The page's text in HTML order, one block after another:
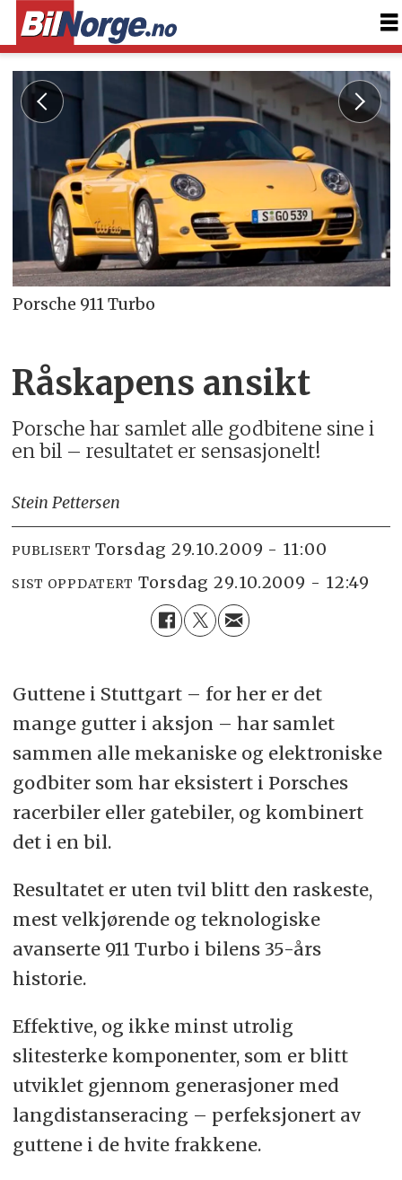
Porsche 911 Turbo
Råskapens ansikt
Porsche har samlet alle godbitene sine i
en bil – resultatet er sensasjonelt!
Stein Pettersen
PUBLISERT torsdag 29.10.2009 - 11:00
SIST OPPDATERT torsdag 29.10.2009 - 12:49
Guttene i Stuttgart – for her er det
mange gutter i aksjon – har samlet
sammen alle mekaniske og elektroniske
godbiter som har eksistert i Porsches
racerbiler eller gatebiler, og kombinert
det i en bil.
Resultatet er uten tvil blitt den raskeste,
mest velkjørende og teknologiske
avanserte 911 Turbo i bilens 35-års
historie.
Effektive, og ikke minst utrolig
slitesterke komponenter, som er blitt
utviklet gjennom generasjoner med
langdistanseracing – perfeksjonert av
guttene i de hvite frakkene.